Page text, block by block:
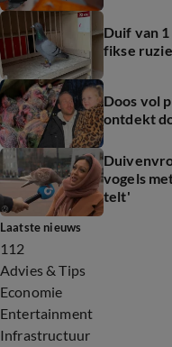
Duif van
fikse ruzie
Doos vol
ontdekt
vogels
telt'
Laatste nieuws
112
Advies & Tips
Economie
Entertainment
Infrastructuur